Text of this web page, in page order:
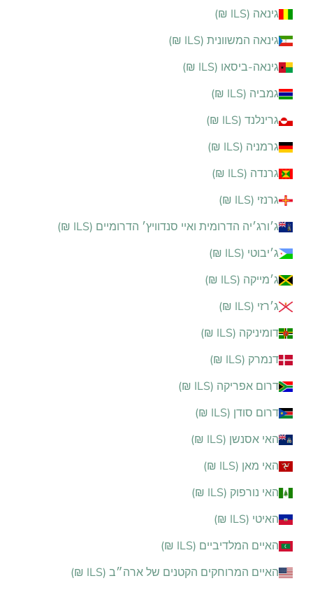
גינאה (ILS ₪)
גינאה המשוונית (ILS ₪)
גינאה-ביסאו (ILS ₪)
גמביה (ILS ₪)
גרינלנד (ILS ₪)
גרמניה (ILS ₪)
גרנדה (ILS ₪)
גרנזי (ILS ₪)
ג׳ורג׳יה הדרומית ואיי סנדוויץ׳ הדרומיים (ILS ₪)
ג׳יבוטי (ILS ₪)
ג׳מייקה (ILS ₪)
ג׳רזי (ILS ₪)
דומיניקה (ILS ₪)
דנמרק (ILS ₪)
דרום אפריקה (ILS ₪)
דרום סודן (ILS ₪)
האי אסנשן (ILS ₪)
האי מאן (ILS ₪)
האי נורפוק (ILS ₪)
האיטי (ILS ₪)
האיים המלדיביים (ILS ₪)
האיים המרוחקים הקטנים של ארה״ב (ILS ₪)